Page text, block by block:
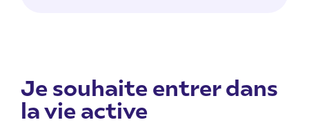
Je souhaite entrer dans
la vie active